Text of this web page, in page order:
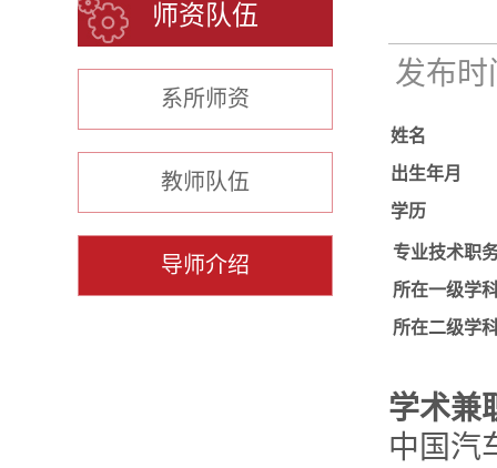
师资队伍
系所师资
教师队伍
导师介绍
发布
姓名
出生年月
学历
专业技术职
所在一级学
所在二级学
学术兼
中国汽